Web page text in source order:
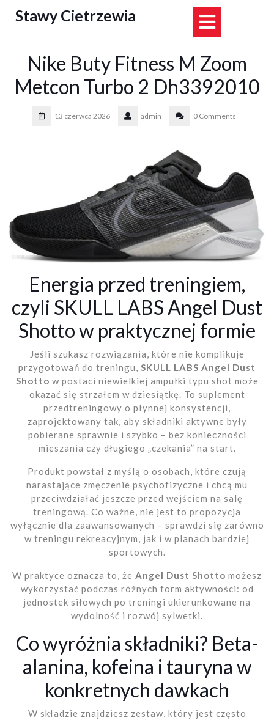
Stawy Cietrzewia
Nike Buty Fitness M Zoom
Metcon Turbo 2 Dh3392010
13 czerwca 2026 admin 0 Comments
Energia przed treningiem,
czyli SKULL LABS Angel Dust
Shotto w praktycznej formie
Jeśli szukasz rozwiązania, które nie komplikuje
przygotowań do treningu, SKULL LABS Angel Dust
Shotto w postaci niewielkiej ampułki typu shot może
okazać się strzałem w dziesiątkę. To suplement
przedtreningowy o płynnej konsystencji,
zaprojektowany tak, aby składniki aktywne były
pobierane sprawnie i szybko – bez konieczności
mieszania czy długiego „czekania” na start.
Produkt powstał z myślą o osobach, które czują
narastające zmęczenie psychofizyczne i chcą mu
przeciwdziałać jeszcze przed wejściem na salę
treningową. Co ważne, nie jest to propozycja
wyłącznie dla zaawansowanych – sprawdzi się zarówno
w treningu rekreacyjnym, jak i w planach bardziej
sportowych.
W praktyce oznacza to, że Angel Dust Shotto możesz
wykorzystać podczas różnych form aktywności: od
jednostek siłowych po treningi ukierunkowane na
wydolność i rozwój sylwetki.
Co wyróżnia składniki? Beta-
alanina, kofeina i tauryna w
konkretnych dawkach
W składzie znajdziesz zestaw, który jest często